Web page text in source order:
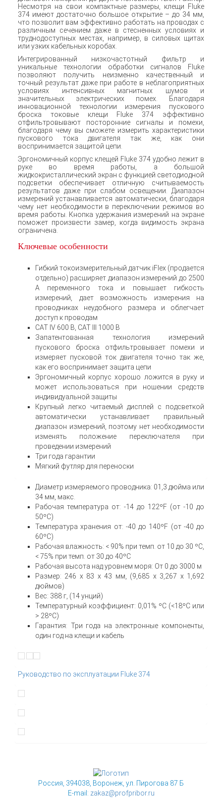
Несмотря на свои компактные размеры, клещи Fluke
374 имеют достаточно большое открытие – до 34 мм,
что позволит вам эффективно работать на проводах с
различным сечением даже в стесненных условиях и
труднодоступных местах, например, в силовых щитах
или узких кабельных коробах.
Интегрированный низкочастотный фильтр и
уникальные технологии обработки сигналов Fluke
позволяют получить неизменно качественный и
точный результат даже при работе в неблагоприятных
условиях интенсивных магнитных шумов и
значительных электрических помех. Благодаря
инновационной технологии измерения пускового
броска токовые клещи Fluke 374 эффективно
отфильтровывают посторонние сигналы и помехи,
благодаря чему вы сможете измерить характеристики
пускового тока двигателя так же, как они
воспринимается защитой цепи.
Эргономичный корпус клещей Fluke 374 удобно лежит в
руке во время работы, а большой
жидкокристаллический экран с функцией светодиодной
подсветки обеспечивает отличную считываемость
результатов даже при слабом освещении. Диапазон
измерений устанавливается автоматически, благодаря
чему нет необходимости в переключении режимов во
время работы. Кнопка удержания измерений на экране
поможет произвести замер, когда видимость экрана
ограничена.
Ключевые особенности
Гибкий токоизмерительный датчик iFlex (продается
отдельно) расширяет диапазон измерений до 2500
A переменного тока и повышает гибкость
измерений, дает возможность измерения на
проводниках неудобного размера и облегчает
доступ к проводам
CAT IV 600 В, CAT III 1000 В
Запатентованная технология измерений
пускового броска отфильтровывает помехи и
измеряет пусковой ток двигателя точно так же,
как его воспринимает защита цепи
Эргономичный корпус хорошо ложится в руку и
может использоваться при ношении средств
индивидуальной защиты
Крупный легко читаемый дисплей с подсветкой
автоматически устанавливает правильный
диапазон измерений, поэтому нет необходимости
изменять положение переключателя при
проведении измерений
Три года гарантии
Мягкий футляр для переноски
Диаметр измеряемого проводника: 01,3 дюйма или
34 мм, макс.
Рабочая температура от: -14 до 122ºF (от -10 до
50ºC)
Температура хранения от: -40 до 140ºF (от -40 до
60ºC)
Рабочая влажность: < 90% при темп. от 10 до 30 ºC,
< 75% при темп. от 30 до 40ºC
Рабочая высота над уровнем моря: От 0 до 3000 м
Размер: 246 x 83 x 43 мм, (9,685 x 3,267 x 1,692
дюймов)
Вес: 388 г, (14 унций)
Температурный коэффициент: 0,01% ºC (<18ºC или
> 28ºC)
Гарантия: Три года на электронные компоненты,
один год на клещи и кабель
Руководство по эксплуатации Fluke 374
Россия, 394038, Воронеж, ул. Пирогова 87 Б
E-mail: zakaz@profpribor.ru